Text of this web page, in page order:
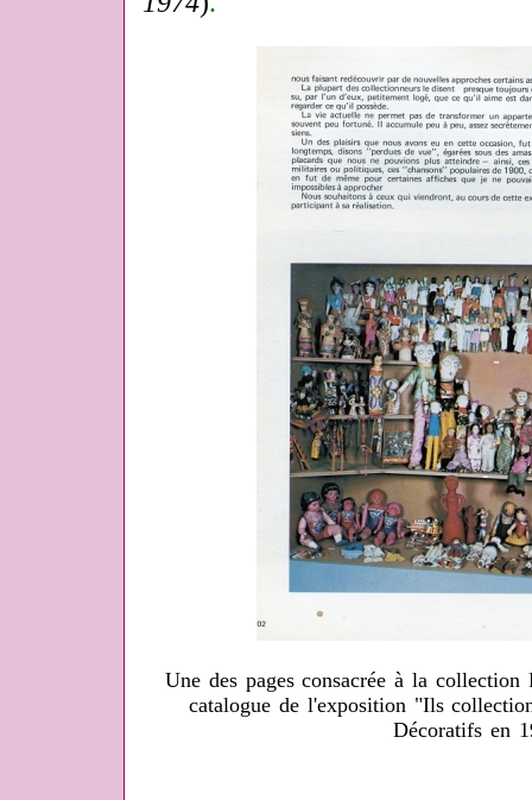
Une des pages consacrée à la
catalogue de l'exposition "Ils
Décoratifs en